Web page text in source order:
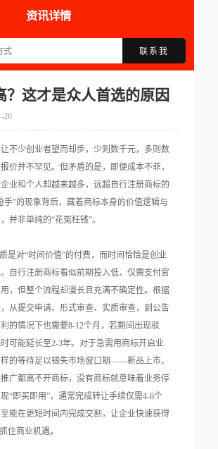
资讯详情
联系我
？这才是众人首选的原因
26
不少创业者望而却步，少则数千元，多则数
价并不罕见。但矛盾的是，即便成本不菲，
业和个人却越来越多，远超自行注册商标的
手”的现象背后，藏着商标本身的价值逻辑与
并非单纯的“花冤枉钱”。
是对“时间价值”的付费，而时间恰恰是创业
自行注册商标看似前期投入低，仅需支付官
，但整个流程却漫长且充满不确定性。根据
从提交申请、形式审查、实质审查，到公告
的情况下也需要8-12个月，若期间出现驳
可能延长至2-3年。对于急需用商标开启业
的等待足以错失市场窗口期——新品上市、
广都离不开商标，没有商标就意味着业务停
“即买即用”，通常完成转让手续仅需4-6个
能在更短时间内完成交割，让企业快速获得
住商业机遇。